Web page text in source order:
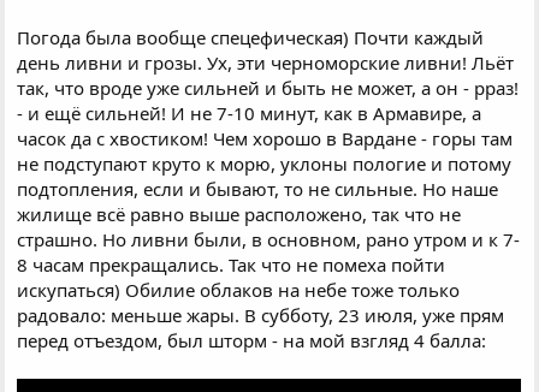
Погода была вообще спецефическая) Почти каждый
день ливни и грозы. Ух, эти черноморские ливни! Льёт
так, что вроде уже сильней и быть не может, а он - рраз!
- и ещё сильней! И не 7-10 минут, как в Армавире, а
часок да с хвостиком! Чем хорошо в Вардане - горы там
не подступают круто к морю, уклоны пологие и потому
подтопления, если и бывают, то не сильные. Но наше
жилище всё равно выше расположено, так что не
страшно. Но ливни были, в основном, рано утром и к 7-
8 часам прекращались. Так что не помеха пойти
искупаться) Обилие облаков на небе тоже только
радовало: меньше жары. В субботу, 23 июля, уже прям
перед отъездом, был шторм - на мой взгляд 4 балла: